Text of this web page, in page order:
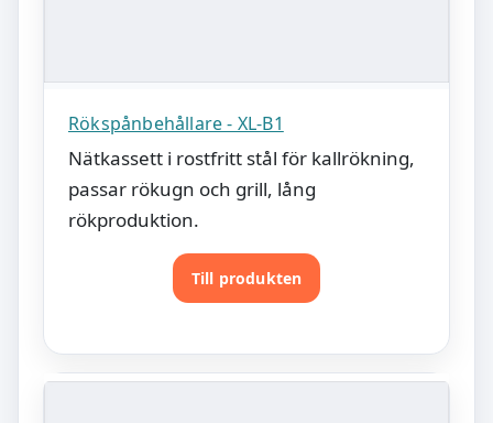
Rökspånbehållare - XL-B1
Nätkassett i rostfritt stål för kallrökning,
passar rökugn och grill, lång
rökproduktion.
Till produkten